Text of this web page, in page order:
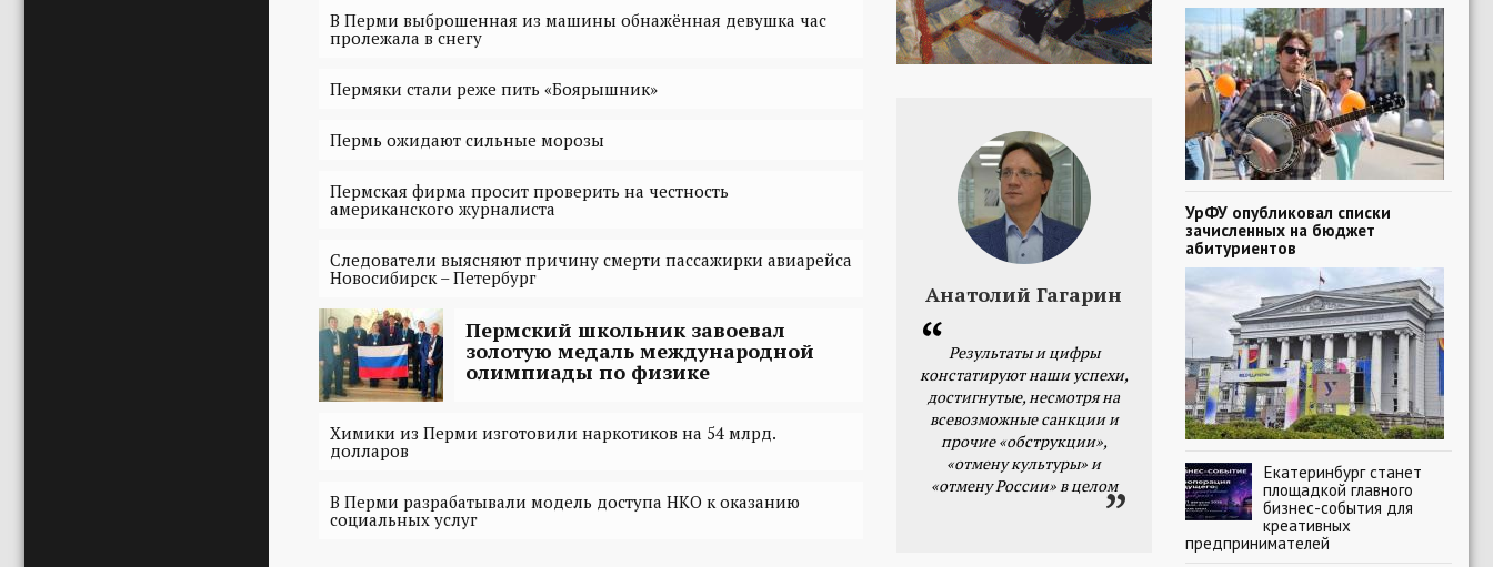
В Перми выброшенная из машины обнажённая девушка час
пролежала в снегу
Пермяки стали реже пить «Боярышник»
Пермь ожидают сильные морозы
Пермская фирма просит проверить на честность
американского журналиста
Следователи выясняют причину смерти пассажирки авиарейса
Новосибирск – Петербург
Пермский школьник завоевал
золотую медаль международной
олимпиады по физике
Химики из Перми изготовили наркотиков на 54 млрд.
долларов
В Перми разрабатывали модель доступа НКО к оказанию
социальных услуг
Анатолий Гагарин
Результаты и цифры
констатируют наши успехи,
достигнутые, несмотря на
всевозможные санкции и
прочие «обструкции»,
«отмену культуры» и
«отмену России» в целом
УрФУ опубликовал списки
зачисленных на бюджет
абитуриентов
Екатеринбург станет
площадкой главного
бизнес-события для
креативных
предпринимателей